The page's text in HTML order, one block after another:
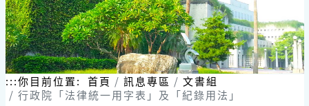
:::你目前位置: 首頁 訊息專區
文書組
行政院「法律統一用字表」及「紀錄用法」